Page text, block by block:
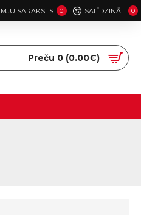
SARAKSTS 0 SALĪDZINĀT 0
Preču 0 (0.00€)